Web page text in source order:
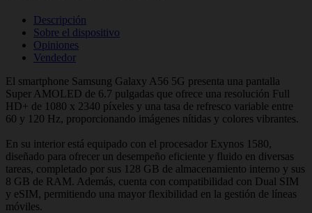
Descripción
Sobre el dispositivo
Opiniones
Vendedor
El smartphone Samsung Galaxy A56 5G presenta una pantalla
Super AMOLED de 6.7 pulgadas que ofrece una resolución Full
HD+ de 1080 x 2340 píxeles y una tasa de refresco variable entre
60 y 120 Hz, proporcionando imágenes nítidas y colores vibrantes.
En su interior está equipado con el procesador Exynos 1580,
diseñado para ofrecer un desempeño eficiente y fluido en diversas
tareas, completado por sus 128 GB de almacenamiento interno y sus
8 GB de RAM. Además, cuenta con compatibilidad con Dual SIM
y eSIM, permitiendo una mayor flexibilidad en la gestión de líneas
móviles.